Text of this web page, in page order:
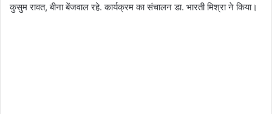
कुसुम रावत, बीना बेंजवाल रहे. कार्यक्रम का संचालन डा. भारती मिश्रा ने किया।